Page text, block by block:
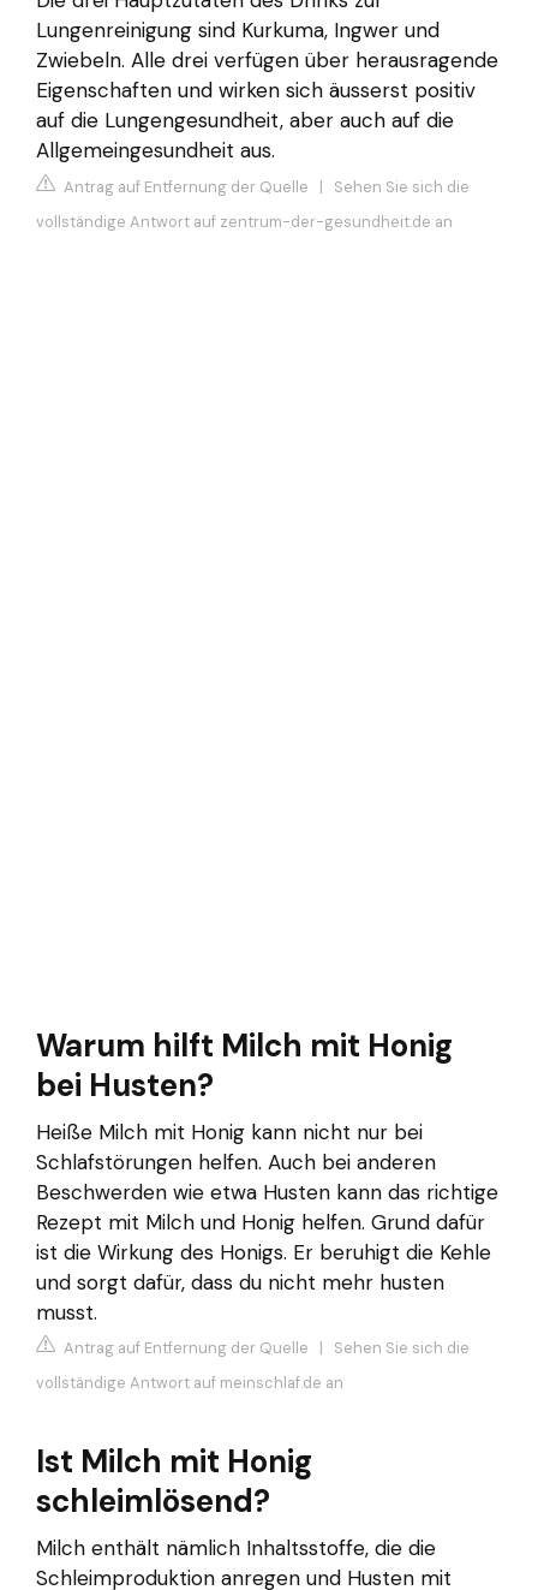
Lungenreinigung sind Kurkuma, Ingwer und
Zwiebeln. Alle drei verfügen über herausragende
Eigenschaften und wirken sich äusserst positiv
auf die Lungengesundheit, aber auch auf die
Allgemeingesundheit aus.
Antrag auf Entfernung der Quelle | Sehen Sie sich die
vollständige Antwort auf zentrum-der-gesundheit.de an
Warum hilft Milch mit Honig
bei Husten?
Heiße Milch mit Honig kann nicht nur bei
Schlafstörungen helfen. Auch bei anderen
Beschwerden wie etwa Husten kann das richtige
Rezept mit Milch und Honig helfen. Grund dafür
ist die Wirkung des Honigs. Er beruhigt die Kehle
und sorgt dafür, dass du nicht mehr husten
musst.
Antrag auf Entfernung der Quelle | Sehen Sie sich die
vollständige Antwort auf meinschlaf.de an
Ist Milch mit Honig
schleimlösend?
Milch enthält nämlich Inhaltsstoffe, die die
Schleimproduktion anregen und Husten mit